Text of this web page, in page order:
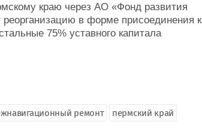
краю через АО «Фонд развития
в форме присоединения к
75% уставного капитала
ремонт пермский край